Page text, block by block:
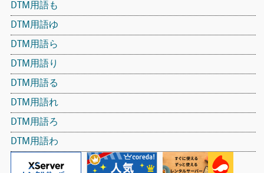
DTM用語も
DTM用語ゆ
DTM用語ら
DTM用語り
DTM用語る
DTM用語れ
DTM用語ろ
DTM用語わ